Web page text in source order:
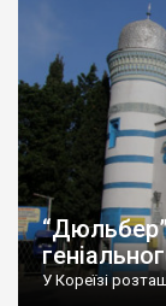
У Кореїзі